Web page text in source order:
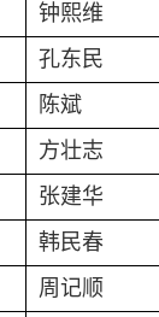
钟熙维
孔东民
陈斌
方壮志
张建华
韩民春
周记顺